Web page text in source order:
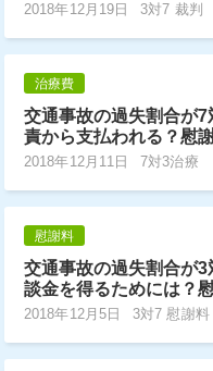
2018年12月19日 3対7 裁判
治療費
交通事故の過失割合が
責から支払われる？慰
2018年12月11日 7対3治療
慰謝料
交通事故の過失割合が
談金を得るためには？
2018年12月5日 3対7 慰謝料